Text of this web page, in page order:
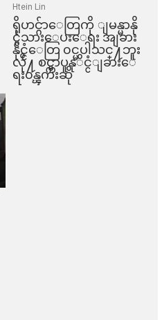
Htein Lin
ရိုဟင္ဂ်ာေတြကို ျမန္မာနို
င္ငံသားေပးေရး အျခား
နိုင္ငံေတြ ၀င္မပါသင္႔ဘူး
လို႔ စင္ကာပူနုိင္ငံျခားေ
ရး၀န္ၾကီးဆို